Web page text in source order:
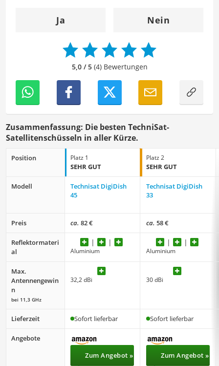
Kohärenz, logische Schlüssigkeit und stilistische Qualität
meinem Hintergrund im Bereich Sport und meiner Liebe
zur geschriebenen Sprache trage ich dazu bei, dass
unsere Vergleiche ansprechend, verständlich sowie
Ja Nein
5,0 / 5(4) Bewertungen
Zusammenfassung: Die besten TechniSat-
Satellitenschüsseln in aller Kürze.
Position Platz 1
SEHR GUT
Platz 2
SEHR GUT
Modell
Technisat DigiDish
45
Technisat DigiDish
33
Preis ca. 82 € ca. 58 €
Reflektormateri
al
Aluminium Aluminium
Max.
Antennengewin
n
bei 11,3 GHz
32,2 dBi 30 dBi
Lieferzeit Sofort lieferbar Sofort lieferbar
Angebote
Zum Angebot »
Zum Angebot »